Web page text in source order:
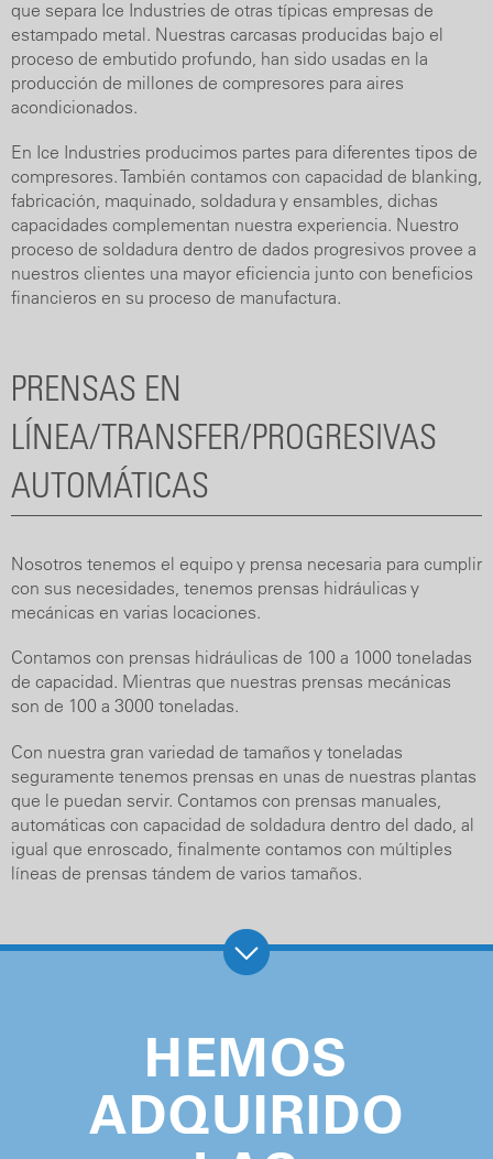
que separa Ice Industries de otras típicas empresas de
estampado metal. Nuestras carcasas producidas bajo el
proceso de embutido profundo, han sido usadas en la
producción de millones de compresores para aires
acondicionados.
En Ice Industries producimos partes para diferentes tipos de
compresores. También contamos con capacidad de blanking,
fabricación, maquinado, soldadura y ensambles, dichas
capacidades complementan nuestra experiencia. Nuestro
proceso de soldadura dentro de dados progresivos provee a
nuestros clientes una mayor eficiencia junto con beneficios
financieros en su proceso de manufactura.
PRENSAS EN
LÍNEA/TRANSFER/PROGRESIVAS
AUTOMÁTICAS
Nosotros tenemos el equipo y prensa necesaria para cumplir
con sus necesidades, tenemos prensas hidráulicas y
mecánicas en varias locaciones.
Contamos con prensas hidráulicas de 100 a 1000 toneladas
de capacidad. Mientras que nuestras prensas mecánicas
son de 100 a 3000 toneladas.
Con nuestra gran variedad de tamaños y toneladas
seguramente tenemos prensas en unas de nuestras plantas
que le puedan servir. Contamos con prensas manuales,
automáticas con capacidad de soldadura dentro del dado, al
igual que enroscado, finalmente contamos con múltiples
líneas de prensas tándem de varios tamaños.
HEMOS
ADQUIRIDO